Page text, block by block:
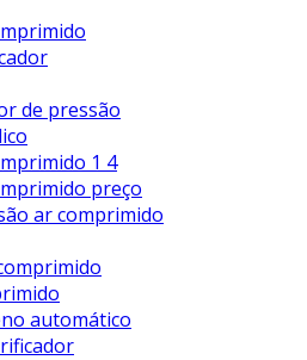
de pressão
1 4
preço
ar comprimido
automático